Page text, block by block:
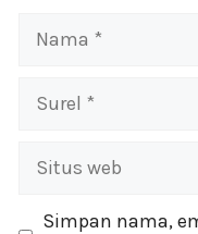
Nama
Surel
Situs
Simpan nama,